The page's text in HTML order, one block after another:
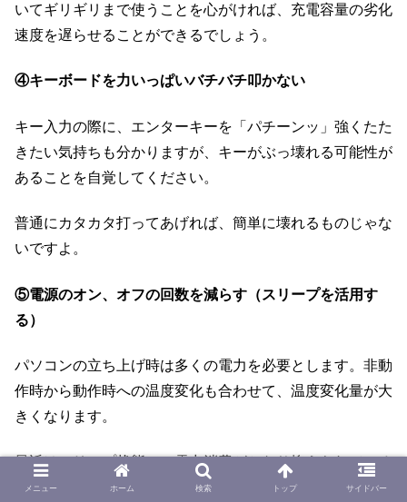
いてギリギリまで使うことを心がければ、充電容量の劣化
速度を遅らせることができるでしょう。
④キーボードを力いっぱいバチバチ叩かない
キー入力の際に、エンターキーを「パチーンッ」強くたた
きたい気持ちも分かりますが、キーがぶっ壊れる可能性が
あることを自覚してください。
普通にカタカタ打ってあげれば、簡単に壊れるものじゃな
いですよ。
⑤電源のオン、オフの回数を減らす（スリープを活用す
る）
パソコンの立ち上げ時は多くの電力を必要とします。非動
作時から動作時への温度変化も合わせて、温度変化量が大
きくなります。
最近はスリープ状態での電力消費がかなり抑えられている
ので、シャットダウンをしないというのも長持ちには効果
メニュー ホーム 検索 トップ サイドバー